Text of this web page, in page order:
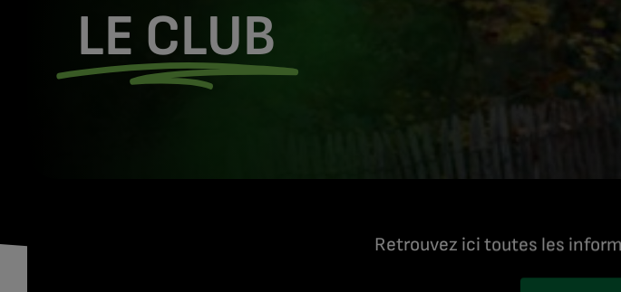
LE CLUB
Retrouvez ici toutes les